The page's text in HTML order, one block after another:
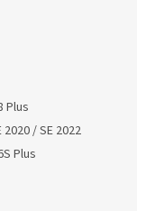
Plus
/ SE 2022
Plus